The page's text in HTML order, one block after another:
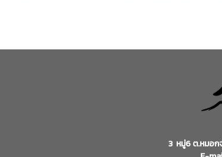
3 หมู่6 ต.หมอ